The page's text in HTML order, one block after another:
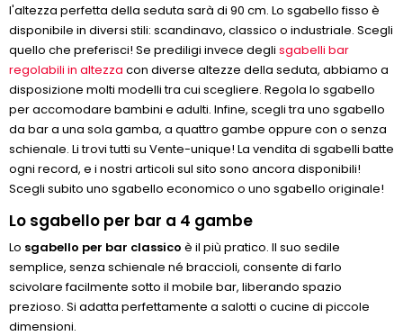
l'altezza perfetta della seduta sarà di 90 cm. Lo sgabello fisso è
disponibile in diversi stili: scandinavo, classico o industriale. Scegli
quello che preferisci! Se prediligi invece degli sgabelli bar
regolabili in altezza con diverse altezze della seduta, abbiamo a
disposizione molti modelli tra cui scegliere. Regola lo sgabello
per accomodare bambini e adulti. Infine, scegli tra uno sgabello
da bar a una sola gamba, a quattro gambe oppure con o senza
schienale. Li trovi tutti su Vente-unique! La vendita di sgabelli batte
ogni record, e i nostri articoli sul sito sono ancora disponibili!
Scegli subito uno sgabello economico o uno sgabello originale!
Lo sgabello per bar a 4 gambe
Lo sgabello per bar classico è il più pratico. Il suo sedile
semplice, senza schienale né braccioli, consente di farlo
scivolare facilmente sotto il mobile bar, liberando spazio
prezioso. Si adatta perfettamente a salotti o cucine di piccole
dimensioni.